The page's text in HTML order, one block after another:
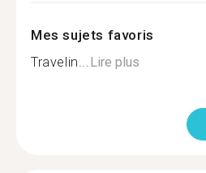
Mes sujets favoris
Travelin...Lire plus